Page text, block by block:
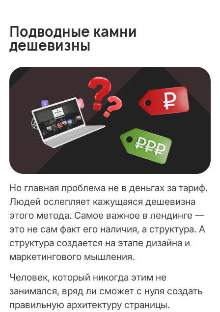
Подводные камни
дешевизны
Но главная проблема не в деньгах за тариф.
Людей ослепляет кажущаяся дешевизна
этого метода. Самое важное в лендинге —
это не сам факт его наличия, а структура. А
структура создается на этапе дизайна и
маркетингового мышления.
Человек, который никогда этим не
занимался, вряд ли сможет с нуля создать
правильную архитектуру страницы.